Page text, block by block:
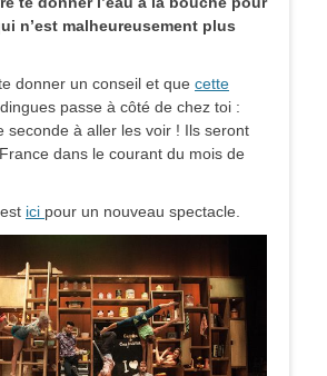
n’est malheureusement plus
donner un conseil et que cette
passe à côté de chez toi :
seconde à aller les voir ! Ils seront
dans le courant du mois de
ici pour un nouveau spectacle.